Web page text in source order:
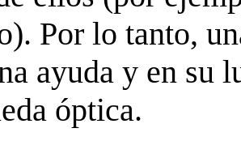
Por lo tanto,
ayuda y en su
óptica.